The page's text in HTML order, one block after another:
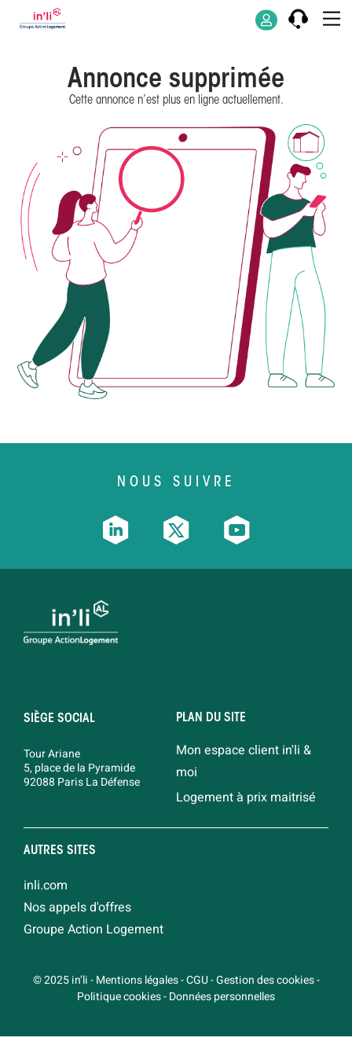
Annonce supprimée
Cette annonce n’est plus en ligne actuellement.
NOUS SUIVRE
SIÈGE SOCIAL
Tour Ariane
5, place de la Pyramide
92088 Paris La Défense
PLAN DU SITE
Mon espace client in'li &
moi
Logement à prix maitrisé
AUTRES SITES
inli.com
Nos appels d'offres
Groupe Action Logement
© 2025 in’li-Mentions légales-CGU-Gestion des cookies-
Politique cookies-Données personnelles